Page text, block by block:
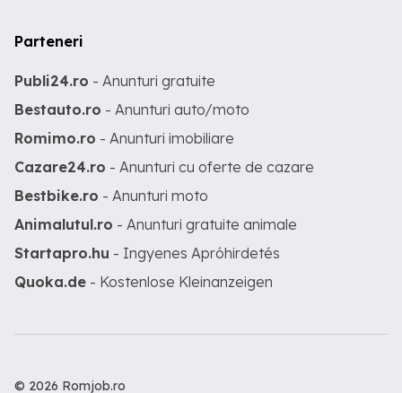
Parteneri
Publi24.ro - Anunturi gratuite
Bestauto.ro - Anunturi auto/moto
Romimo.ro - Anunturi imobiliare
Cazare24.ro - Anunturi cu oferte de cazare
Bestbike.ro - Anunturi moto
Animalutul.ro - Anunturi gratuite animale
Startapro.hu - Ingyenes Apróhirdetés
Quoka.de - Kostenlose Kleinanzeigen
© 2026 Romjob.ro